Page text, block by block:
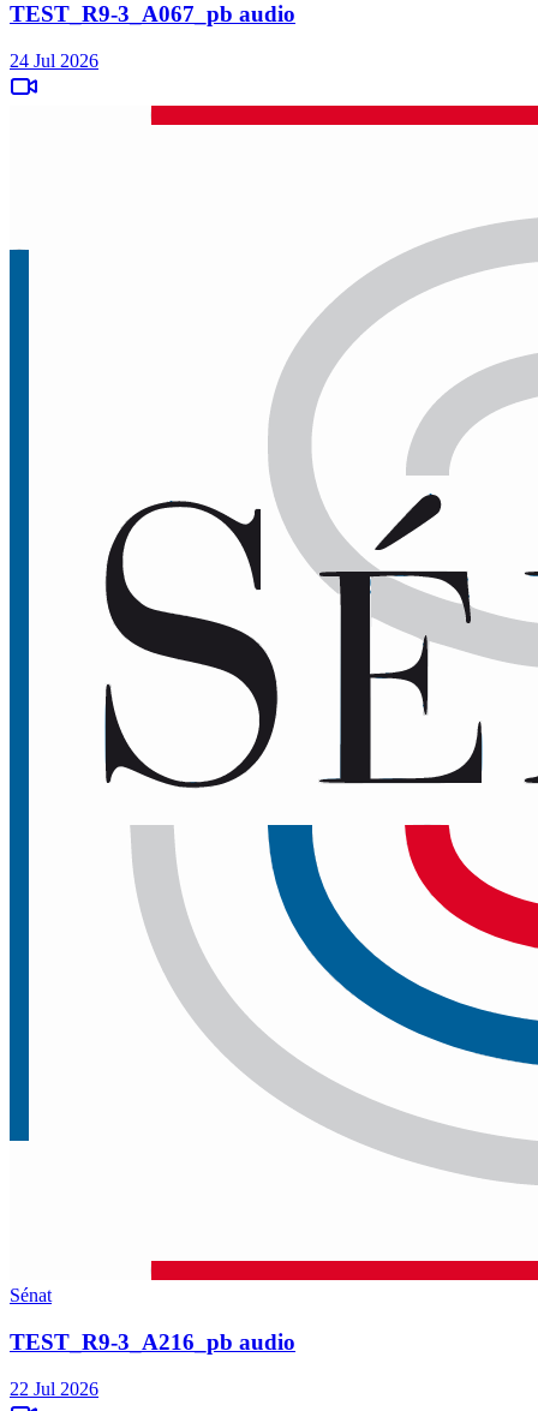
TEST_R9-3_A067_pb audio
24 Jul 2026
Sénat
TEST_R9-3_A216_pb audio
22 Jul 2026